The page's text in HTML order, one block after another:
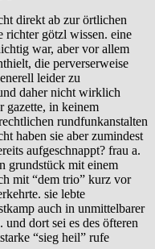
direkt ab zur örtlichen
richter götzl wissen. eine
war, aber vor allem
die perverserweise
leider zu
daher nicht wirklich
gazette, in keinem
rundfunkanstalten
haben sie aber zumindest
aufgeschnappt? frau a.
grundstück mit einem
mit “dem trio” kurz vor
sie lebte
auch in unmittelbarer
und dort sei es des öfteren
“sieg heil” rufe